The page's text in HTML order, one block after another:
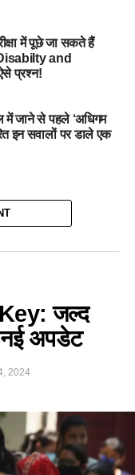
में पूछे जा सकते हैं
and
प्रश्न!
में जाने से पहले ‘अधिगम
इन सवालों पर डाले एक
जल्द
नई अपडेट
2024